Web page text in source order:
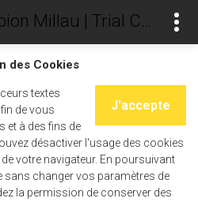
des Cookies
J'accepte
textes
de vous
et à des fins de
désactiver l'usage des cookies
votre navigateur. En poursuivant
sans changer vos paramètres de
la permission de conserver des
Garage Champion Millau | Trial Champ's